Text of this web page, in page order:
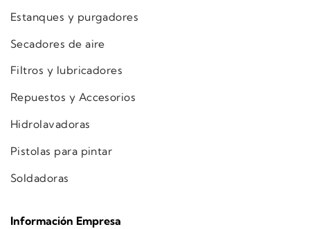
Estanques y purgadores
Secadores de aire
Filtros y lubricadores
Repuestos y Accesorios
Hidrolavadoras
Pistolas para pintar
Soldadoras
Información Empresa